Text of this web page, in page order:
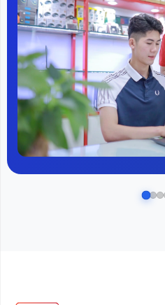
ComfortView Support, giúp
có hại phát thải trong quá
bạn có thể yên tâm sử dụng
trong một khoảng thời gian
thấy Dell quan tâm đến sức
đến nhường nào.
Cũng với thiết kế bàn phím
Dell 14 Plus 2in1 LDB04255
Một điểm cộng nữa đáng để